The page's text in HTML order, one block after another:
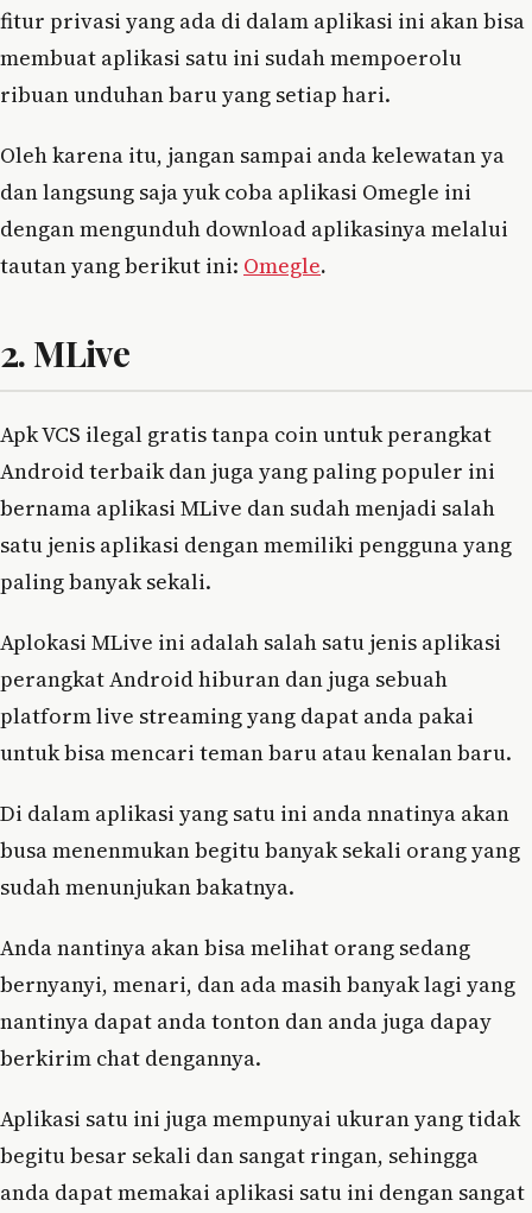
fitur privasi yang ada di dalam aplikasi ini akan bisa
membuat aplikasi satu ini sudah mempoerolu
ribuan unduhan baru yang setiap hari.
Oleh karena itu, jangan sampai anda kelewatan ya
dan langsung saja yuk coba aplikasi Omegle ini
dengan mengunduh download aplikasinya melalui
tautan yang berikut ini: Omegle.
2. MLive
Apk VCS ilegal gratis tanpa coin untuk perangkat
Android terbaik dan juga yang paling populer ini
bernama aplikasi MLive dan sudah menjadi salah
satu jenis aplikasi dengan memiliki pengguna yang
paling banyak sekali.
Aplokasi MLive ini adalah salah satu jenis aplikasi
perangkat Android hiburan dan juga sebuah
platform live streaming yang dapat anda pakai
untuk bisa mencari teman baru atau kenalan baru.
Di dalam aplikasi yang satu ini anda nnatinya akan
busa menenmukan begitu banyak sekali orang yang
sudah menunjukan bakatnya.
Anda nantinya akan bisa melihat orang sedang
bernyanyi, menari, dan ada masih banyak lagi yang
nantinya dapat anda tonton dan anda juga dapay
berkirim chat dengannya.
Aplikasi satu ini juga mempunyai ukuran yang tidak
begitu besar sekali dan sangat ringan, sehingga
anda dapat memakai aplikasi satu ini dengan sangat